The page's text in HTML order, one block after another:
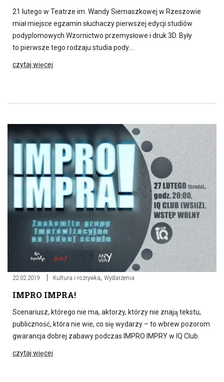
21 lutego w Teatrze im. Wandy Siemaszkowej w Rzeszowie
miał miejsce egzamin słuchaczy pierwszej edycji studiów
podyplomowych Wzornictwo przemysłowe i druk 3D. Były
to pierwsze tego rodzaju studia pody….
czytaj więcej
22.02.2019 Kultura i rozrywka, Wydarzenia
IMPRO IMPRA!
Scenariusz, którego nie ma, aktorzy, którzy nie znają tekstu,
publiczność, która nie wie, co się wydarzy – to wbrew pozorom
gwarancja dobrej zabawy podczas IMPRO IMPRY w IQ Club.
czytaj więcej